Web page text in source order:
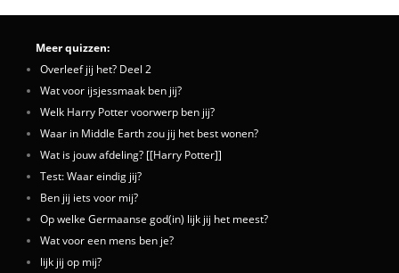
Meer quizzen:
Overleef jij het? Deel 2
Wat voor ijsjessmaak ben jij?
Welk Harry Potter voorwerp ben jij?
Waar in Middle Earth zou jij het best wonen?
Wat is jouw afdeling? [[Harry Potter]]
Test: Waar eindig jij?
Ben jij iets voor mij?
Op welke Germaanse god(in) lijk jij het meest?
Wat voor een mens ben je?
lijk jij op mij?